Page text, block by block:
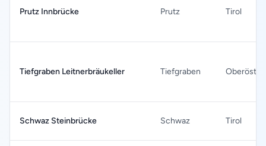
Prutz Innbrücke Prutz Tirol
Tiefgraben Leitnerbräukeller Tiefgraben
Schwaz Steinbrücke Schwaz Tirol